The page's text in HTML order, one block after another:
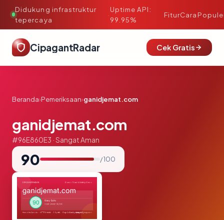
Didukung infrastruktur
tepercaya
·
Uptime API:
99.95%
FiturCara
CipagantRadar Cek Gratis
Beranda›Pemeriksaan›ganidjemat.com
ganidjemat.com
#96E860E3 · Sangat Aman
90 / 100